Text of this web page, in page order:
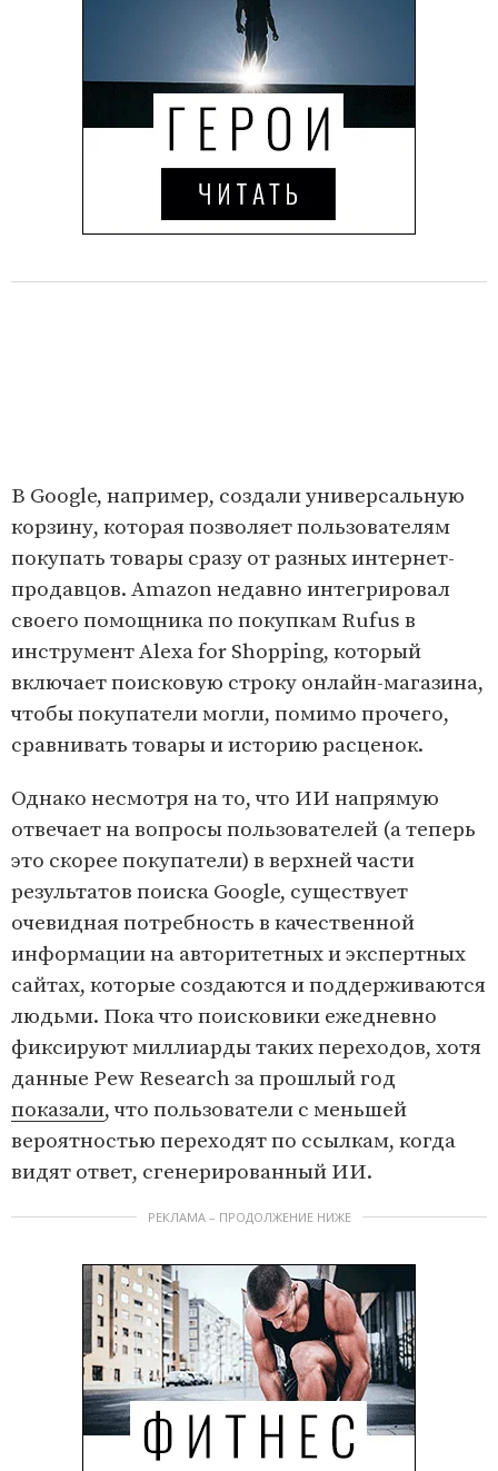
В Google, например, создали универсальную
корзину, которая позволяет пользователям
покупать товары сразу от разных интернет-
продавцов. Amazon недавно интегрировал
своего помощника по покупкам Rufus в
инструмент Alexa for Shopping, который
включает поисковую строку онлайн-магазина,
чтобы покупатели могли, помимо прочего,
сравнивать товары и историю расценок.
Однако несмотря на то, что ИИ напрямую
отвечает на вопросы пользователей (а теперь
это скорее покупатели) в верхней части
результатов поиска Google, существует
очевидная потребность в качественной
информации на авторитетных и экспертных
сайтах, которые создаются и поддерживаются
людьми. Пока что поисковики ежедневно
фиксируют миллиарды таких переходов, хотя
данные Pew Research за прошлый год
показали, что пользователи с меньшей
вероятностью переходят по ссылкам, когда
видят ответ, сгенерированный ИИ.
РЕКЛАМА – ПРОДОЛЖЕНИЕ НИЖЕ